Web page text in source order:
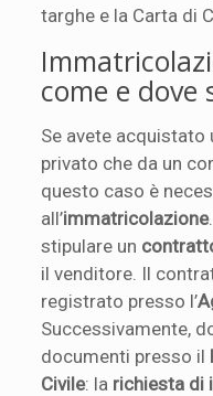
targhe e la Carta di
come e dove
Se avete acquistato
privato che da un
questo caso è
all’immatricolazione
stipulare un
il venditore. Il
registrato presso l’
Successivamente,
documenti presso il
Civile: la richiesta di